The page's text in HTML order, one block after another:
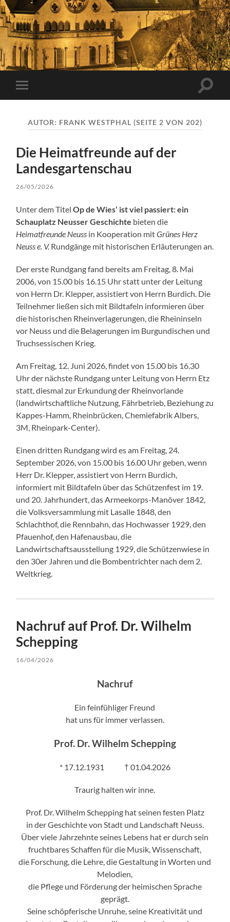
Mobile-
Menü
AUTOR: FRANK WESTPHAL (SEITE 2 VON 202)
Die Heimatfreunde auf der
Landesgartenschau
26/05/2026
Unter dem TitelOp de Wies‘ ist viel passiert: ein
Schauplatz Neusser Geschichte bieten die
Heimatfreunde Neuss in Kooperation mitGrünes Herz
Neuss e. V. Rundgänge mit historischen Erläuterungen an.
Der erste Rundgang fand bereits am Freitag, 8. Mai
2006, von 15.00 bis 16.15 Uhr statt unter der Leitung
von Herrn Dr. Klepper, assistiert von Herrn Burdich. Die
Teilnehmer ließen sich mit Bildtafeln informieren über
die historischen Rheinverlagerungen, die Rheininseln
vor Neuss und die Belagerungen im Burgundischen und
Truchsessischen Krieg.
Am Freitag, 12. Juni 2026, findet von 15.00 bis 16.30
Uhr der nächste Rundgang unter Leitung von Herrn Etz
statt, diesmal zur Erkundung der Rheinvorlande
(landwirtschaftliche Nutzung, Fährbetrieb, Beziehung zu
Kappes-Hamm, Rheinbrücken, Chemiefabrik Albers,
3M, Rheinpark-Center).
Einen dritten Rundgang wird es am Freitag, 24.
September 2026, von 15.00 bis 16.00 Uhr geben, wenn
Herr Dr. Klepper, assistiert von Herrn Burdich,
informiert mit Bildtafeln über das Schützenfest im 19.
und 20. Jahrhundert, das Armeekorps-Manöver 1842,
die Volksversammlung mit Lasalle 1848, den
Schlachthof, die Rennbahn, das Hochwasser 1929, den
Pfauenhof, den Hafenausbau, die
Landwirtschaftsausstellung 1929, die Schützenwiese in
den 30er Jahren und die Bombentrichter nach dem 2.
Weltkrieg.
Nachruf auf Prof. Dr. Wilhelm
Schepping
16/04/2026
Nachruf
Ein feinfühliger Freund
hat uns für immer verlassen.
Prof. Dr. Wilhelm Schepping
* 17.12.1931 † 01.04.2026
Traurig halten wir inne.
Prof. Dr. Wilhelm Schepping hat seinen festen Platz
in der Geschichte von Stadt und Landschaft Neuss.
Über viele Jahrzehnte seines Lebens hat er durch sein
fruchtbares Schaffen für die Musik, Wissenschaft,
die Forschung, die Lehre, die Gestaltung in Worten und
Melodien,
die Pflege und Förderung der heimischen Sprache
geprägt.
Seine schöpferische Unruhe, seine Kreativität und